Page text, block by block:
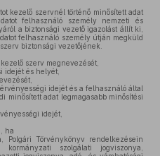
kezelő szervnél történő minősített adat
felhasználó személy nemzeti és
a biztonsági vezető igazolást állít ki,
felhasználó személy útján megküld
biztonsági vezetőjének.
szerv megnevezését,
idejét és helyét,
idejét és a felhasználó által
adat legmagasabb minősítési
idejét,
ha
Polgári Törvénykönyv rendelkezésein
kormányzati szolgálati jogviszonya,